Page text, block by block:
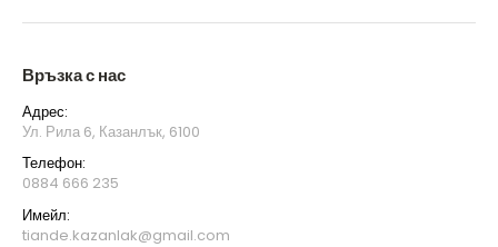
Връзка с нас
Адрес:
Ул. Рила 6, Казанлък, 6100
Телефон:
0884 666 235
Имейл:
tiande.kazanlak@gmail.com